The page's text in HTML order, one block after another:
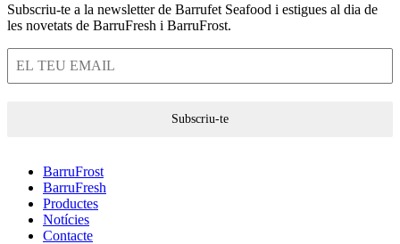
Subscriu-te a la newsletter de Barrufet Seafood i estigues al dia de
les novetats de BarruFresh i BarruFrost.
Subscriu-te
BarruFrost
BarruFresh
Productes
Notícies
Contacte